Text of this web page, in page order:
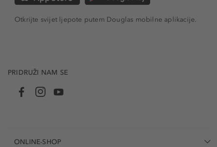
Otkrijte svijet ljepote putem Douglas mobilne aplikacije.
PRIDRUŽI NAM SE
ONLINE-SHOP